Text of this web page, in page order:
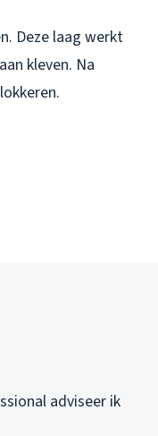
Deze laag werkt
kleven. Na
adviseer ik